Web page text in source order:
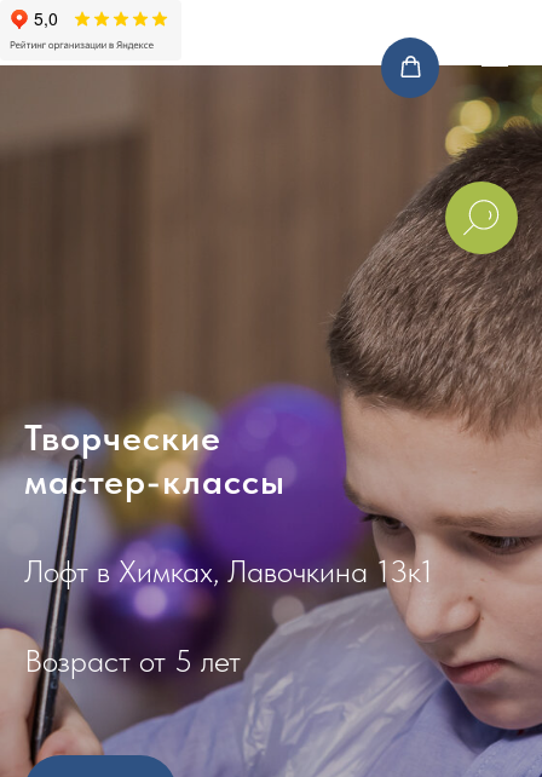
Творческие
мастер-классы
Лофт в Химках, Лавочкина 13к1
Возраст от 5 лет